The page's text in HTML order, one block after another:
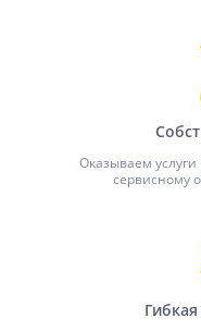
Оказываем услуги
сервисному